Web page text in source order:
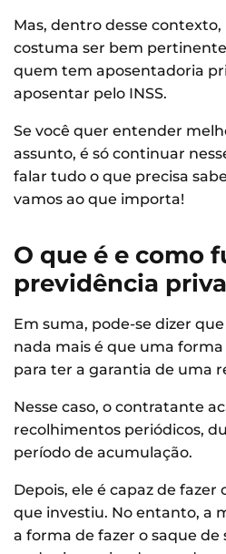
Mas, dentro desse
costuma ser bem pertinente
quem tem aposentadoria
aposentar pelo INSS.
Se você quer entender
assunto, é só continuar
falar tudo o que precisa
vamos ao que importa!
O que é e como
previdência
Em suma, pode-se dizer
nada mais é que uma
para ter a garantia de uma
Nesse caso, o contratante
recolhimentos periódicos,
período de acumulação.
Depois, ele é capaz de
que investiu. No entanto, a
a forma de fazer o saque